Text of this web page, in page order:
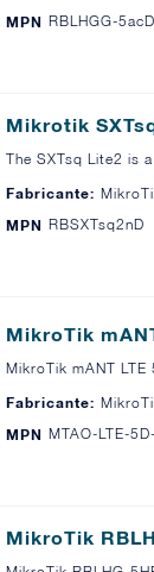
MPN
Mikrotik
The SXTsq Lite2 is
Fabricante:
MPN RBSXTsq2nD
MikroTik
MikroTik mANT
Fabricante:
MPN MTAO-LTE-
MikroTik